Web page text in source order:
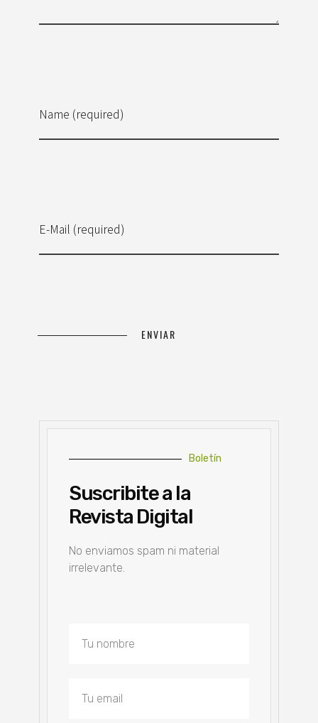
Name (required)
E-Mail (required)
Boletín
Suscribite a la
Revista Digital
No enviamos spam ni material
irrelevante.